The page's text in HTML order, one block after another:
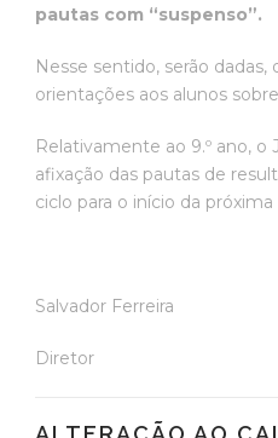
pautas com “suspenso”.
Nesse sentido, serão
orientações aos alunos
Relativamente ao 9.º ano, o
afixação das pautas de
ciclo para o início da próxima
Salvador Ferreira
Diretor